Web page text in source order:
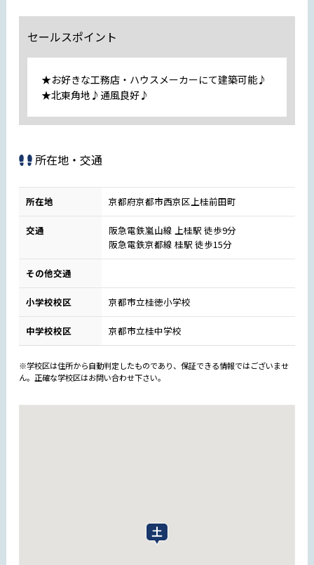
セールスポイント
★お好きな工務店・ハウスメーカーにて建築可能♪
★北東角地♪通風良好♪
所在地・交通
所在地 京都府京都市西京区上桂前田町
交通
阪急電鉄嵐山線 上桂駅 徒歩9分
阪急電鉄京都線 桂駅 徒歩15分
その他交通
小学校校区 京都市立桂徳小学校
中学校校区 京都市立桂中学校
※学校区は住所から自動判定したものであり、保証できる情報ではございませ
ん。正確な学校区はお問い合わせ下さい。